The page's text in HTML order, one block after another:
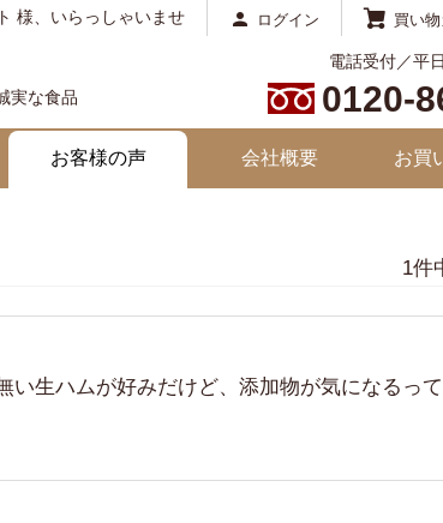
様、いらっしゃいませ ログイン 買い
実な食品
電話受付／平
0120-
お客様の声 会社概要 お買
1件
い生ハムが好みだけど、添加物が気になるっ